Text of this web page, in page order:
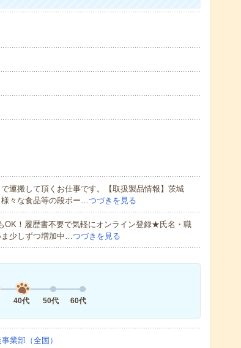
運搬して頂くお仕事です。【取扱製品情報】茨城
々な食品等の段ボー…つづきを見る
！履歴書不要で気軽にオンライン登録★氏名・職
少しずつ増加中…つづきを見る
40代 50代 60代
業部（全国）